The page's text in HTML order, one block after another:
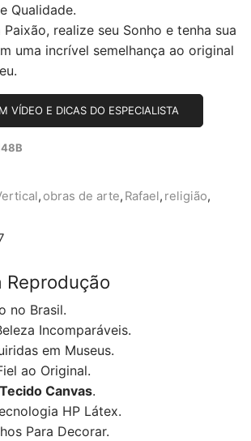
Qualidade.
realize seu Sonho e tenha sua
uma incrível semelhança ao original
VÍDEO E DICAS DO ESPECIALISTA
, obras de arte, Rafael, religião,
Reprodução
no Brasil.
Incomparáveis.
em Museus.
ao Original.
Tecido Canvas.
HP Látex.
Para Decorar.